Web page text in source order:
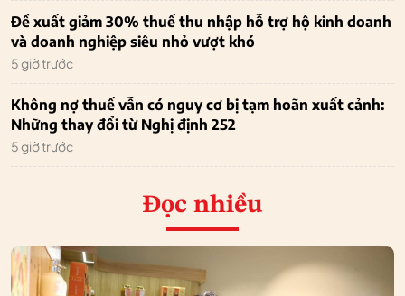
Đề xuất giảm 30% thuế thu nhập hỗ trợ hộ kinh doanh
và doanh nghiệp siêu nhỏ vượt khó
5 giờ trước
Không nợ thuế vẫn có nguy cơ bị tạm hoãn xuất cảnh:
Những thay đổi từ Nghị định 252
5 giờ trước
Đọc nhiều